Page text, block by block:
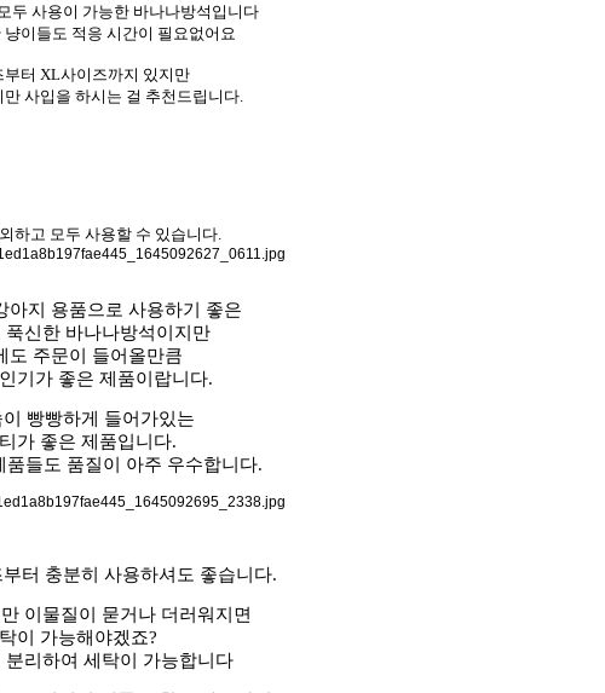
두 사용이 가능한 바나나방석입니다
냥이들도 적응 시간이 필요없어요
부터 XL사이즈까지 있지만
사입을 하시는 걸 추천드립니다.
하고 모두 사용할 수 있습니다.
아지 용품으로 사용하기 좋은
푹신한 바나나방석이지만
도 주문이 들어올만큼
기가 좋은 제품이랍니다.
이 빵빵하게 들어가있는
가 좋은 제품입니다.
품들도 품질이 아주 우수합니다.
터 충분히 사용하셔도 좋습니다.
이물질이 묻거나 더러워지면
이 가능해야겠죠?
분리하여 세탁이 가능합니다